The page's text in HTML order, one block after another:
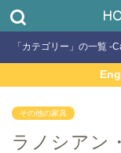
「カテゴリー」の一覧 -
その他の家具
ラノシアン